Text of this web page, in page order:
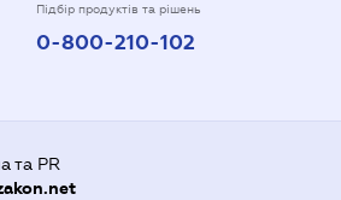
Підбір продуктів та рішень
0-800-210-102
та PR